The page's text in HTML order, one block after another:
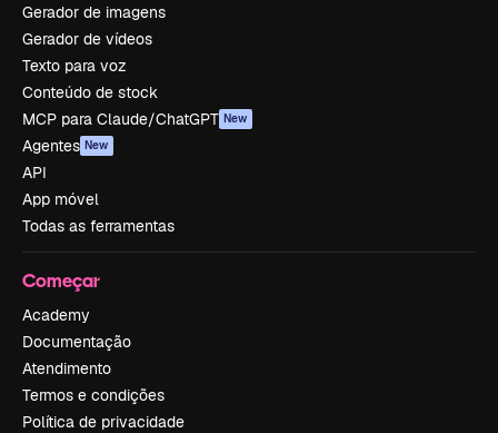
Gerador de imagens
Gerador de vídeos
Texto para voz
Conteúdo de stock
MCP para Claude/ChatGPT New
Agentes New
API
App móvel
Todas as ferramentas
Começar
Academy
Documentação
Atendimento
Termos e condições
Política de privacidade